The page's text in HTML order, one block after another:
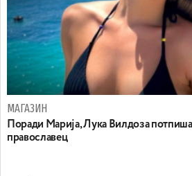
МАГАЗИН
Поради Марија, Лука Вилдоза
православец